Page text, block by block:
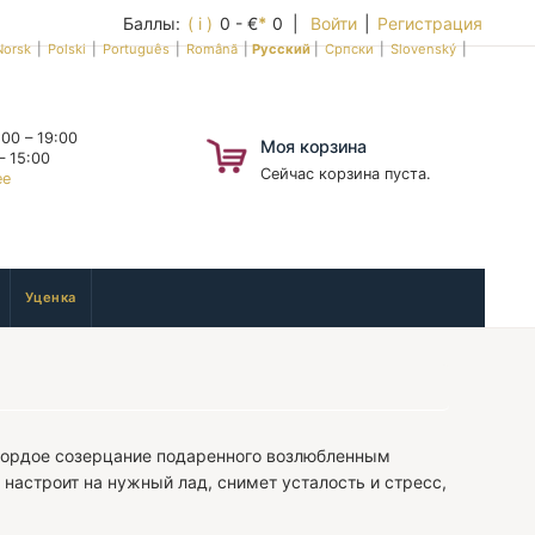
Баллы: ( i ) 0 - €* 0 | Войти Регистрация
|Polski|Português|Română|Русский|Српски|Slovenský|
– 19:00
15:00
Моя корзина
Сейчас корзина пуста.
Уценка
созерцание подаренного возлюбленным
на нужный лад, снимет усталость и стресс,